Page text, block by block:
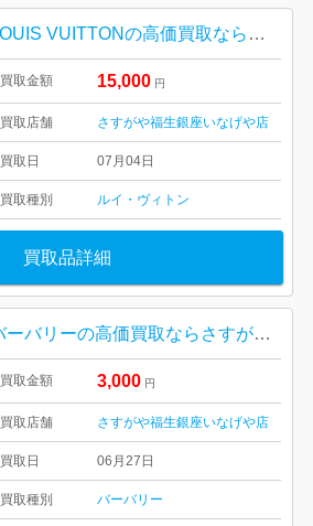
LOUIS VUITTONの高価買取ならさすがや福生銀座いなげや店！| 羽村市五ノ神| ルイヴィトンのソミュール35
買取金額 15,000 円
買取店舗 さすがや福生銀座いなげや店
買取日 07月04日
買取種別 ルイ・ヴィトン
買取品詳細
バーバリーの高価買取ならさすがや福生銀座いなげや店！| 羽村市緑ヶ丘| BURBERRY(バーバリー) ハンドバッグ
買取金額 3,000 円
買取店舗 さすがや福生銀座いなげや店
買取日 06月27日
買取種別 バーバリー